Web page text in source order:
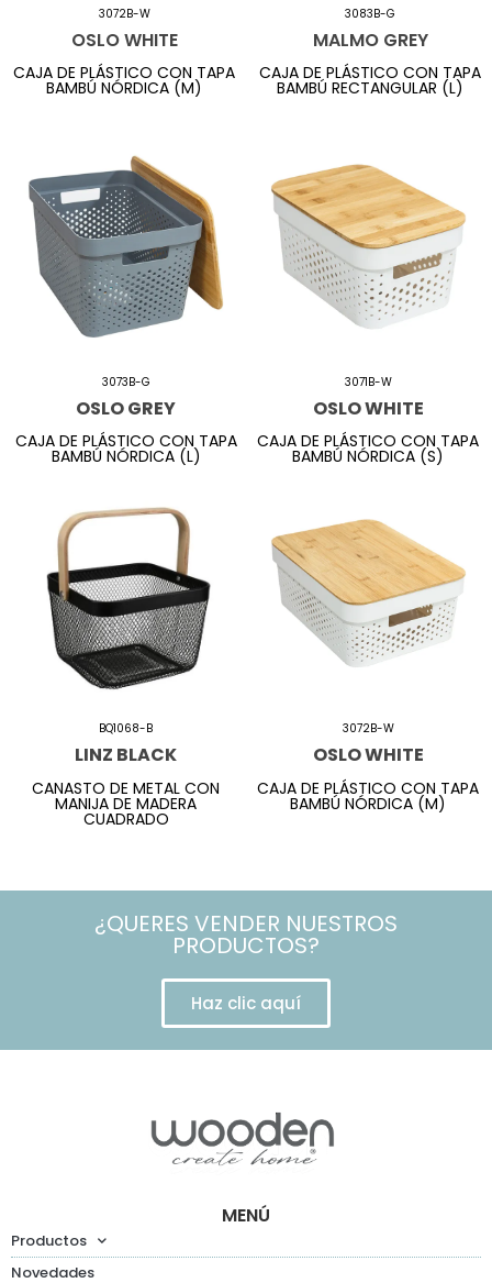
3072B-W
OSLO WHITE
CAJA DE PLÁSTICO CON TAPA
BAMBÚ NÓRDICA (M)
3083B-G
MALMO GREY
CAJA DE PLÁSTICO CON TAPA
BAMBÚ RECTANGULAR (L)
3073B-G
OSLO GREY
CAJA DE PLÁSTICO CON TAPA
BAMBÚ NÓRDICA (L)
3071B-W
OSLO WHITE
CAJA DE PLÁSTICO CON TAPA
BAMBÚ NÓRDICA (S)
BQ1068-B
LINZ BLACK
CANASTO DE METAL CON
MANIJA DE MADERA
CUADRADO
3072B-W
OSLO WHITE
CAJA DE PLÁSTICO CON TAPA
BAMBÚ NÓRDICA (M)
¿QUERES VENDER NUESTROS
PRODUCTOS?
Haz clic aquí
MENÚ
Productos
Novedades